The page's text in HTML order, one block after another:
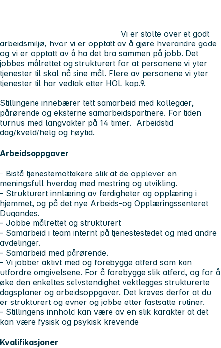
Vi er stolte over et godt
arbeidsmiljø, hvor vi er opptatt av å gjøre hverandre gode
og vi er opptatt av å ha det bra sammen på jobb. Det
jobbes målrettet og strukturert for at personene vi yter
tjenester til skal nå sine mål. Flere av personene vi yter
tjenester til har vedtak etter HOL kap.9.
Stillingene innebærer tett samarbeid med kollegaer,
pårørende og eksterne samarbeidspartnere. For tiden
turnus med langvakter på 14 timer. Arbeidstid
dag/kveld/helg og høytid.
Arbeidsoppgaver
- Bistå tjenestemottakere slik at de opplever en
meningsfull hverdag med mestring og utvikling.
- Strukturert innlæring av ferdigheter og opplæring i
hjemmet, og på det nye Arbeids-og Opplæringssenteret
Dugandes.
- Jobbe målrettet og strukturert
- Samarbeid i team internt på tjenestestedet og med andre
avdelinger.
- Samarbeid med pårørende.
- Vi jobber aktivt med og forebygge atferd som kan
utfordre omgivelsene. For å forebygge slik atferd, og for å
øke den enkeltes selvstendighet vektlegges strukturerte
dagsplaner og arbeidsoppgaver. Det kreves derfor at du
er strukturert og evner og jobbe etter fastsatte rutiner.
- Stillingens innhold kan være av en slik karakter at det
kan være fysisk og psykisk krevende
Kvalifikasjoner